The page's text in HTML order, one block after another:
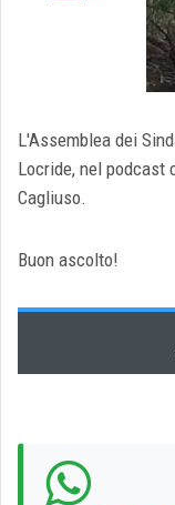
L'Assemblea dei
Locride, nel podcast
Cagliuso.
Buon ascolto!